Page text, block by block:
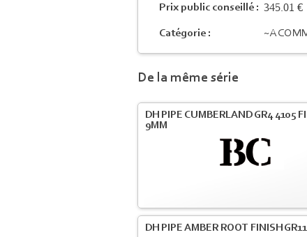
Prix public conseillé : 345.01 €
Catégorie : ~A
De la même série
DH PIPE CUMBERLAND GR4 4105
9MM
DH PIPE AMBER ROOT FINISH